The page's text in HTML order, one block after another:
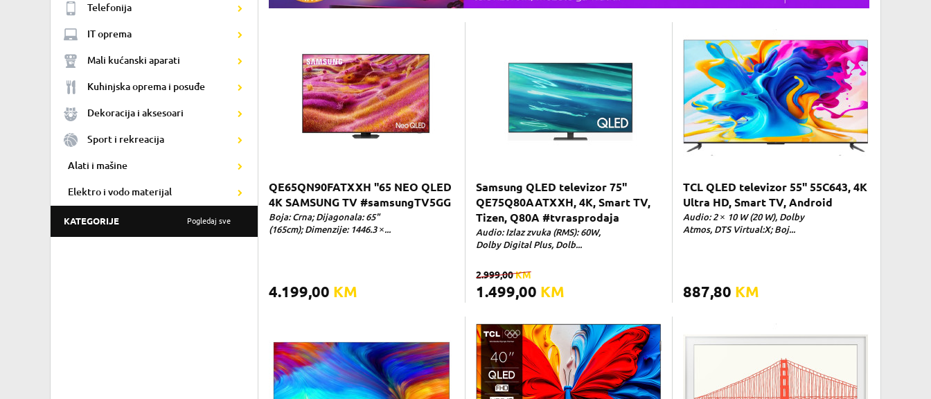
Telefonija
IT oprema
Mali kućanski aparati
Kuhinjska oprema i posuđe
Dekoracija i aksesoari
Sport i rekreacija
Alati i mašine
Elektro i vodo materijal
KATEGORIJE Pogledaj sve
QE65QN90FATXXH "65 NEO QLED
4K SAMSUNG TV #samsungTV5GG
Boja: Crna; Dijagonala: 65"
(165cm); Dimenzije: 1446.3 ×...
4.199,00 KM
Samsung QLED televizor 75"
QE75Q80AATXXH, 4K, Smart TV,
Tizen, Q80A #tvrasprodaja
Audio: Izlaz zvuka (RMS): 60W,
Dolby Digital Plus, Dolb...
1.499,00 KM
2.999,00KM
TCL QLED televizor 55" 55C643, 4K
Ultra HD, Smart TV, Android
Audio: 2 × 10 W (20 W), Dolby
Atmos, DTS Virtual:X; Boj...
887,80 KM